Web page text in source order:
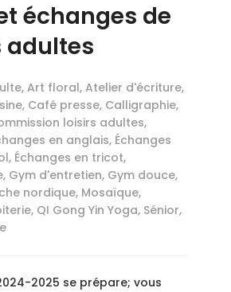
échanges de
adultes
, Art floral, Atelier d'écriture,
, Café presse, Calligraphie,
loisirs adultes,
en anglais, Échanges
, Échanges en tricot,
, Gym d'entretien, Gym douce,
nordique, Mosaïque,
, QI Gong Yin Yoga, Sénior,
2025 se prépare; vous